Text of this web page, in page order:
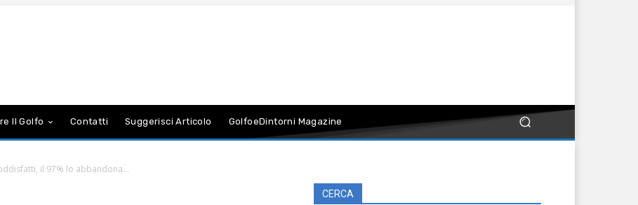
Il Golfo Contatti Suggerisci Articolo GolfoeDintorni Magazine
il 97% lo abbandona...
CERCA